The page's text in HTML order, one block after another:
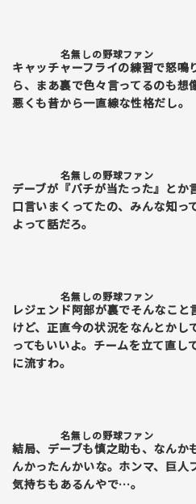
名無しの野球ファン
キャッチャーフライの練習で怒鳴
ら、まあ裏で色々言ってるのも想
悪くも昔から一直線な性格だし。
名無しの野球ファン
デーブが『バチが当たった』とか
口言いまくってたの、みんな知っ
よって話だろ。
名無しの野球ファン
レジェンド阿部が裏でそんなこ
けど、正直今の状況をなんとかし
ってもいいよ。チームを立て直
に流すわ。
名無しの野球ファン
結局、デーブも慎之助も、なんか
んかったんかいな。ホンマ、巨人
気持ちもあるんやで…。